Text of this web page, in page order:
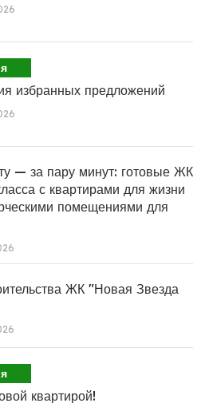
избранных предложений
— за пару минут: готовые ЖК
с квартирами для жизни
помещениями для
ЖК "Новая Звезда
квартирой!